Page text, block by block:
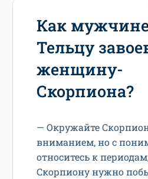
Как
Тельцу
женщину-
Скорпиона?
— Окружайте
вниманием, но с
относитесь к
Скорпиону нужно